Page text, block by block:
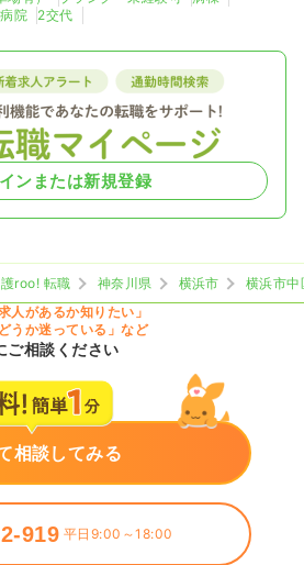
院 2交代
ンまたは新規登録
roo! 転職 神奈川県 横浜市
横浜市中
人があるか知りたい」
うか迷っている」など
ご相談ください
相談してみる
919 平日9:00～18:00